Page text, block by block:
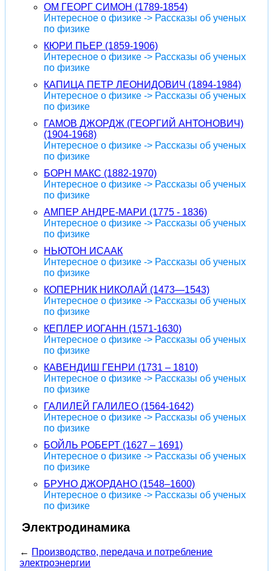
ОМ ГЕОРГ СИМОН (1789-1854)
Интересное о физике -> Рассказы об ученых
по физике
КЮРИ ПЬЕР (1859-1906)
Интересное о физике -> Рассказы об ученых
по физике
КАПИЦА ПЕТР ЛЕОНИДОВИЧ (1894-1984)
Интересное о физике -> Рассказы об ученых
по физике
ГАМОВ ДЖОРДЖ (ГЕОРГИЙ АНТОНОВИЧ)
(1904-1968)
Интересное о физике -> Рассказы об ученых
по физике
БОРН МАКС (1882-1970)
Интересное о физике -> Рассказы об ученых
по физике
АМПЕР АНДРЕ-МАРИ (1775 - 1836)
Интересное о физике -> Рассказы об ученых
по физике
НЬЮТОН ИСААК
Интересное о физике -> Рассказы об ученых
по физике
КОПЕРНИК НИКОЛАЙ (1473—1543)
Интересное о физике -> Рассказы об ученых
по физике
КЕПЛЕР ИОГАНН (1571-1630)
Интересное о физике -> Рассказы об ученых
по физике
КАВЕНДИШ ГЕНРИ (1731 – 1810)
Интересное о физике -> Рассказы об ученых
по физике
ГАЛИЛЕЙ ГАЛИЛЕО (1564-1642)
Интересное о физике -> Рассказы об ученых
по физике
БОЙЛЬ РОБЕРТ (1627 – 1691)
Интересное о физике -> Рассказы об ученых
по физике
БРУНО ДЖОРДАНО (1548–1600)
Интересное о физике -> Рассказы об ученых
по физике
Электродинамика
← Производство, передача и потребление
электроэнергии